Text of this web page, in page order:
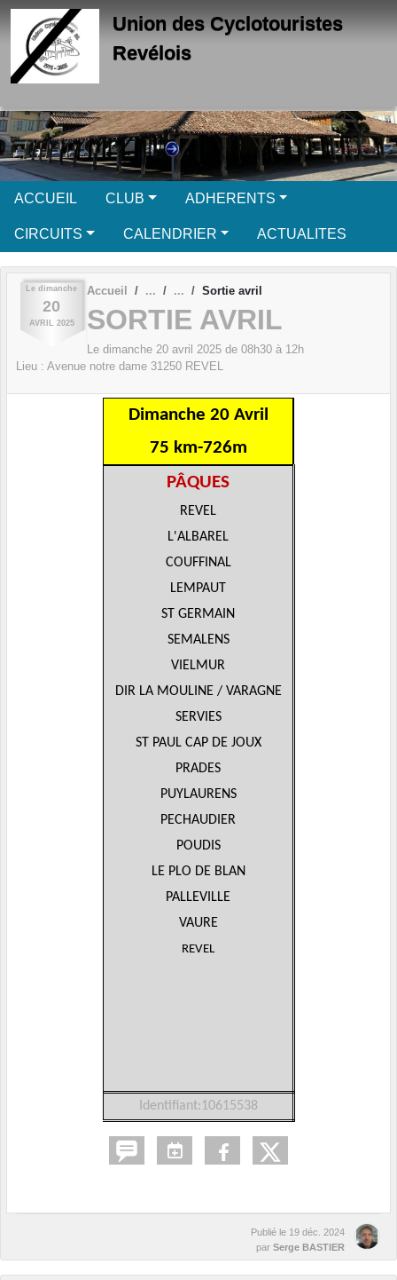
Union des Cyclotouristes
Revélois
ACCUEIL CLUB ADHERENTS
CIRCUITS CALENDRIER ACTUALITES
Le dimanche
20
AVRIL 2025
Accueil Sortie avril
SORTIE AVRIL
Le dimanche 20 avril 2025 de 08h30 à 12h
Lieu : Avenue notre dame 31250 REVEL
Dimanche 20 Avril
75 km-726m
PÂQUES
REVEL
L'ALBAREL
COUFFINAL
LEMPAUT
ST GERMAIN
SEMALENS
VIELMUR
DIR LA MOULINE / VARAGNE
SERVIES
ST PAUL CAP DE JOUX
PRADES
PUYLAURENS
PECHAUDIER
POUDIS
LE PLO DE BLAN
PALLEVILLE
VAURE
REVEL
Identifiant:10615538
Publié le 19 déc. 2024
par Serge BASTIER
Panneau de gestion des cookies